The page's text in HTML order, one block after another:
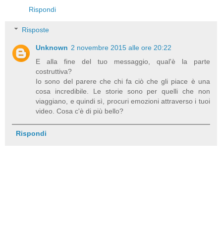
Rispondi
Risposte
Unknown 2 novembre 2015 alle ore 20:22
E alla fine del tuo messaggio, qual'è la parte
costruttiva?
Io sono del parere che chi fa ciò che gli piace è una
cosa incredibile. Le storie sono per quelli che non
viaggiano, e quindi sì, procuri emozioni attraverso i tuoi
video. Cosa c'è di più bello?
Rispondi